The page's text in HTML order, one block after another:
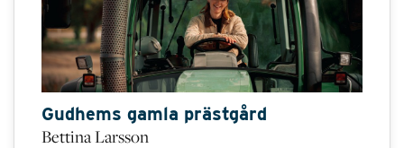
Gudhems gamla prästgård
Bettina Larsson